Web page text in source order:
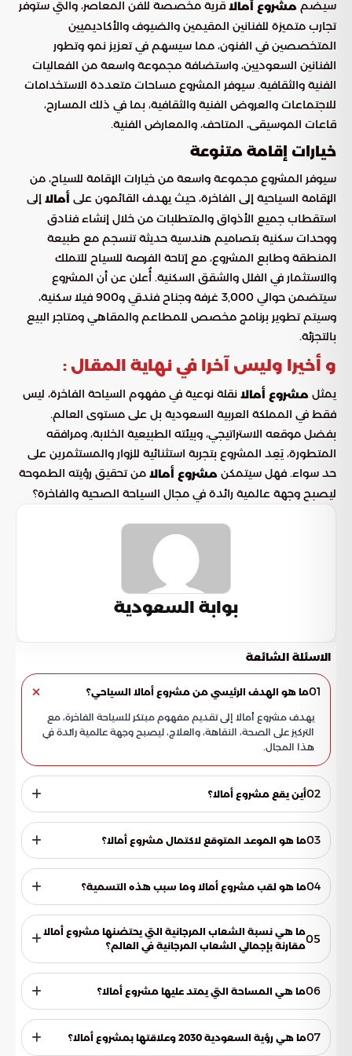
سيضم مشروع أمالا قرية مخصصة للفن المعاصر، والتي ستوفر
تجارب متميزة للفنانين المقيمين والضيوف والأكاديميين
المتخصصين في الفنون، مما سيسهم في تعزيز نمو وتطور
الفنانين السعوديين، واستضافة مجموعة واسعة من الفعاليات
الفنية والثقافية. سيوفر المشروع مساحات متعددة الاستخدامات
للاجتماعات والعروض الفنية والثقافية، بما في ذلك المسارح،
قاعات الموسيقى، المتاحف، والمعارض الفنية.
خيارات إقامة متنوعة
سيوفر المشروع مجموعة واسعة من خيارات الإقامة للسياح، من
الإقامة السياحية إلى الفاخرة، حيث يهدف القائمون على أمالا إلى
استقطاب جميع الأذواق والمتطلبات من خلال إنشاء فنادق
ووحدات سكنية بتصاميم هندسية حديثة تنسجم مع طبيعة
المنطقة وطابع المشروع، مع إتاحة الفرصة للسياح للتملك
والاستثمار في الفلل والشقق السكنية. أُعلن عن أن المشروع
سيتضمن حوالي 3,000 غرفة وجناح فندقي و900 فيلا سكنية،
وسيتم تطوير برنامج مخصص للمطاعم والمقاهي ومتاجر البيع
بالتجزئة.
و أخيرا وليس آخرا في نهاية المقال :
يمثل مشروع أمالا نقلة نوعية في مفهوم السياحة الفاخرة، ليس
فقط في المملكة العربية السعودية بل على مستوى العالم.
بفضل موقعه الاستراتيجي، وبيئته الطبيعية الخلابة، ومرافقه
المتطورة، يَعِد المشروع بتجربة استثنائية للزوار والمستثمرين على
حد سواء. فهل سيتمكن مشروع أمالا من تحقيق رؤيته الطموحة
ليصبح وجهة عالمية رائدة في مجال السياحة الصحية والفاخرة؟
بوابة السعودية
الاسئلة الشائعة
01ما هو الهدف الرئيسي من مشروع أمالا السياحي؟
يهدف مشروع أمالا إلى تقديم مفهوم مبتكر للسياحة الفاخرة، مع
التركيز على الصحة، النقاهة، والعلاج، ليصبح وجهة عالمية رائدة في
هذا المجال.
02أين يقع مشروع أمالا؟
يقع مشروع أمالا في منطقة تبوك على امتداد ساحل البحر الأحمر،
داخل حدود محمية الأمير محمد بن سلمان الطبيعية في شمال
غرب المملكة العربية السعودية.
03ما هو الموعد المتوقع لاكتمال مشروع أمالا؟
من المتوقع أن يكتمل مشروع أمالا بحلول عام 2027.
04ما هو لقب مشروع أمالا وما سبب هذه التسمية؟
يُطلق على مشروع أمالا لقب ريفيرا الشرق الأوسط، وذلك لتشابهه
مع الريفيرا الفرنسية في المناخ المعتدل المطل على البحر الأبيض
المتوسط، بالإضافة إلى الهدوء والطبيعة الجبلية والمواقع
البحرية البكر.
05ما هي نسبة الشعاب المرجانية التي يحتضنها مشروع أمالا
مقارنة بإجمالي الشعاب المرجانية في العالم؟
يحتضن مشروع أمالا حوالي 6.2% من إجمالي الشعاب المرجانية في
العالم.06ما هي المساحة التي يمتد عليها مشروع أمالا؟
يمتد مشروع أمالا على مساحة 3,800 كيلومتر مربع.
07ما هي رؤية السعودية 2030 وعلاقتها بمشروع أمالا؟